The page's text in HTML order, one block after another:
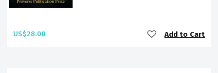
US$28.00 Add to Cart